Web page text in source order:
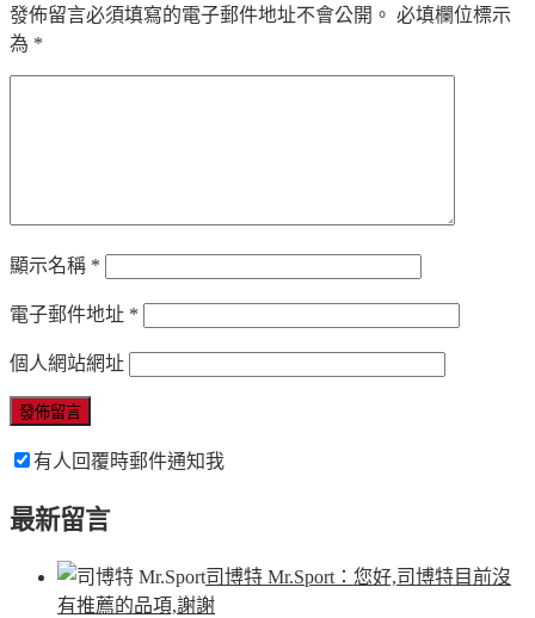
發佈留言必須填寫的電子郵件地址不會公開。 必填欄位標示
為 *
顯示名稱 *
電子郵件地址 *
個人網站網址
有人回覆時郵件通知我
最新留言
司博特 Mr.Sport：您好,司博特目前沒
有推薦的品項,謝謝